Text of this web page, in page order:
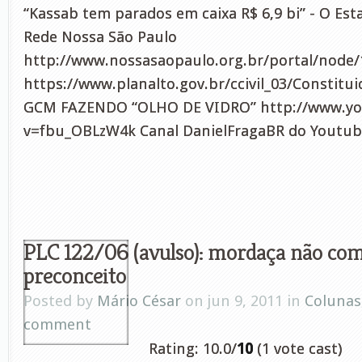
“Kassab tem parados em caixa R$ 6,9 bi” - O
Rede Nossa São Paulo
http://www.nossasaopaulo.org.br/portal/node/
https://www.planalto.gov.br/ccivil_03/
GCM FAZENDO “OLHO DE VIDRO” http://
v=fbu_OBLzW4k Canal DanielFragaBR do
PLC 122/06 (avulso): mordaça não
preconceito
Posted by Mário César on jun 9, 2011 in Colunas
comment
Rating: 10.0/10 (1 vote cast)